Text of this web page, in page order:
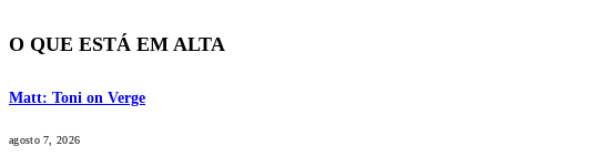
O QUE ESTÁ EM ALTA
Matt: Toni on Verge
agosto 7, 2026